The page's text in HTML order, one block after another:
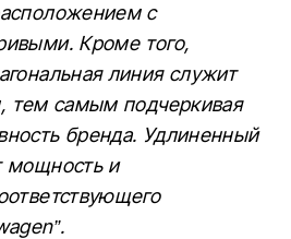
с
Кроме того,
линия служит
тем самым подчеркивая
бренда. Удлиненный
мощность и